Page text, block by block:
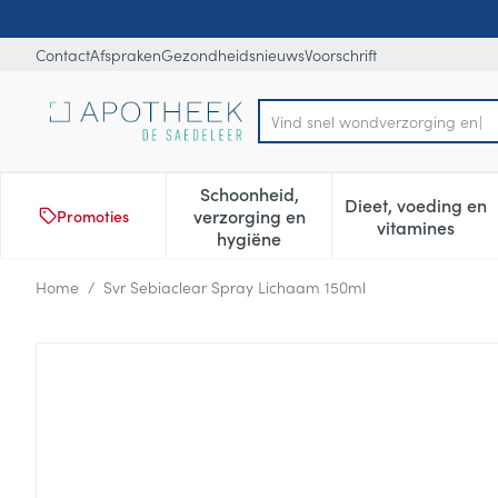
ContactAfsprakenGezondheidsnieuwsVoorschrift
Product, merk, categorie...
Vi
Promoties
Schoonheid,
verzorging en
hygiëne
Toon submenu voor
Dieet, voeding en
vitamines
Toon
Home / Svr Sebiaclear Spray Lichaam 150ml
Svr Sebiaclear Spray